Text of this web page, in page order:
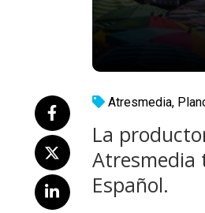
Atresmedia,
La
Atresmedia
Español.